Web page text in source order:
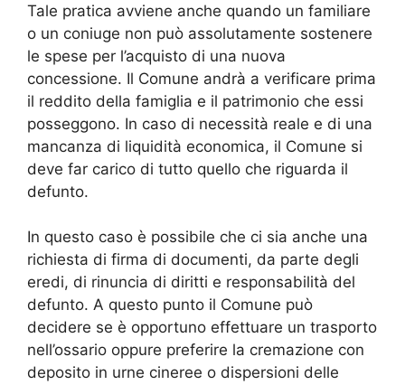
Tale pratica avviene anche quando un familiare
o un coniuge non può assolutamente sostenere
le spese per l’acquisto di una nuova
concessione. Il Comune andrà a verificare prima
il reddito della famiglia e il patrimonio che essi
posseggono. In caso di necessità reale e di una
mancanza di liquidità economica, il Comune si
deve far carico di tutto quello che riguarda il
defunto.
In questo caso è possibile che ci sia anche una
richiesta di firma di documenti, da parte degli
eredi, di rinuncia di diritti e responsabilità del
defunto. A questo punto il Comune può
decidere se è opportuno effettuare un trasporto
nell’ossario oppure preferire la cremazione con
deposito in urne cineree o dispersioni delle